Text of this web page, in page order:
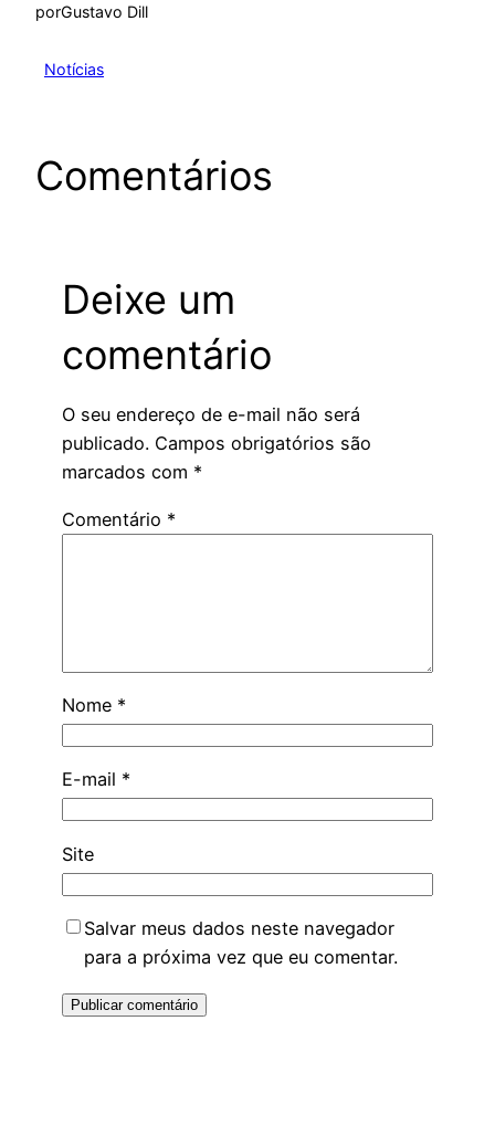
porGustavo Dill
Notícias
Comentários
Deixe um
comentário
O seu endereço de e-mail não será
publicado. Campos obrigatórios são
marcados com *
Comentário *
Nome *
E-mail *
Site
Salvar meus dados neste navegador
para a próxima vez que eu comentar.